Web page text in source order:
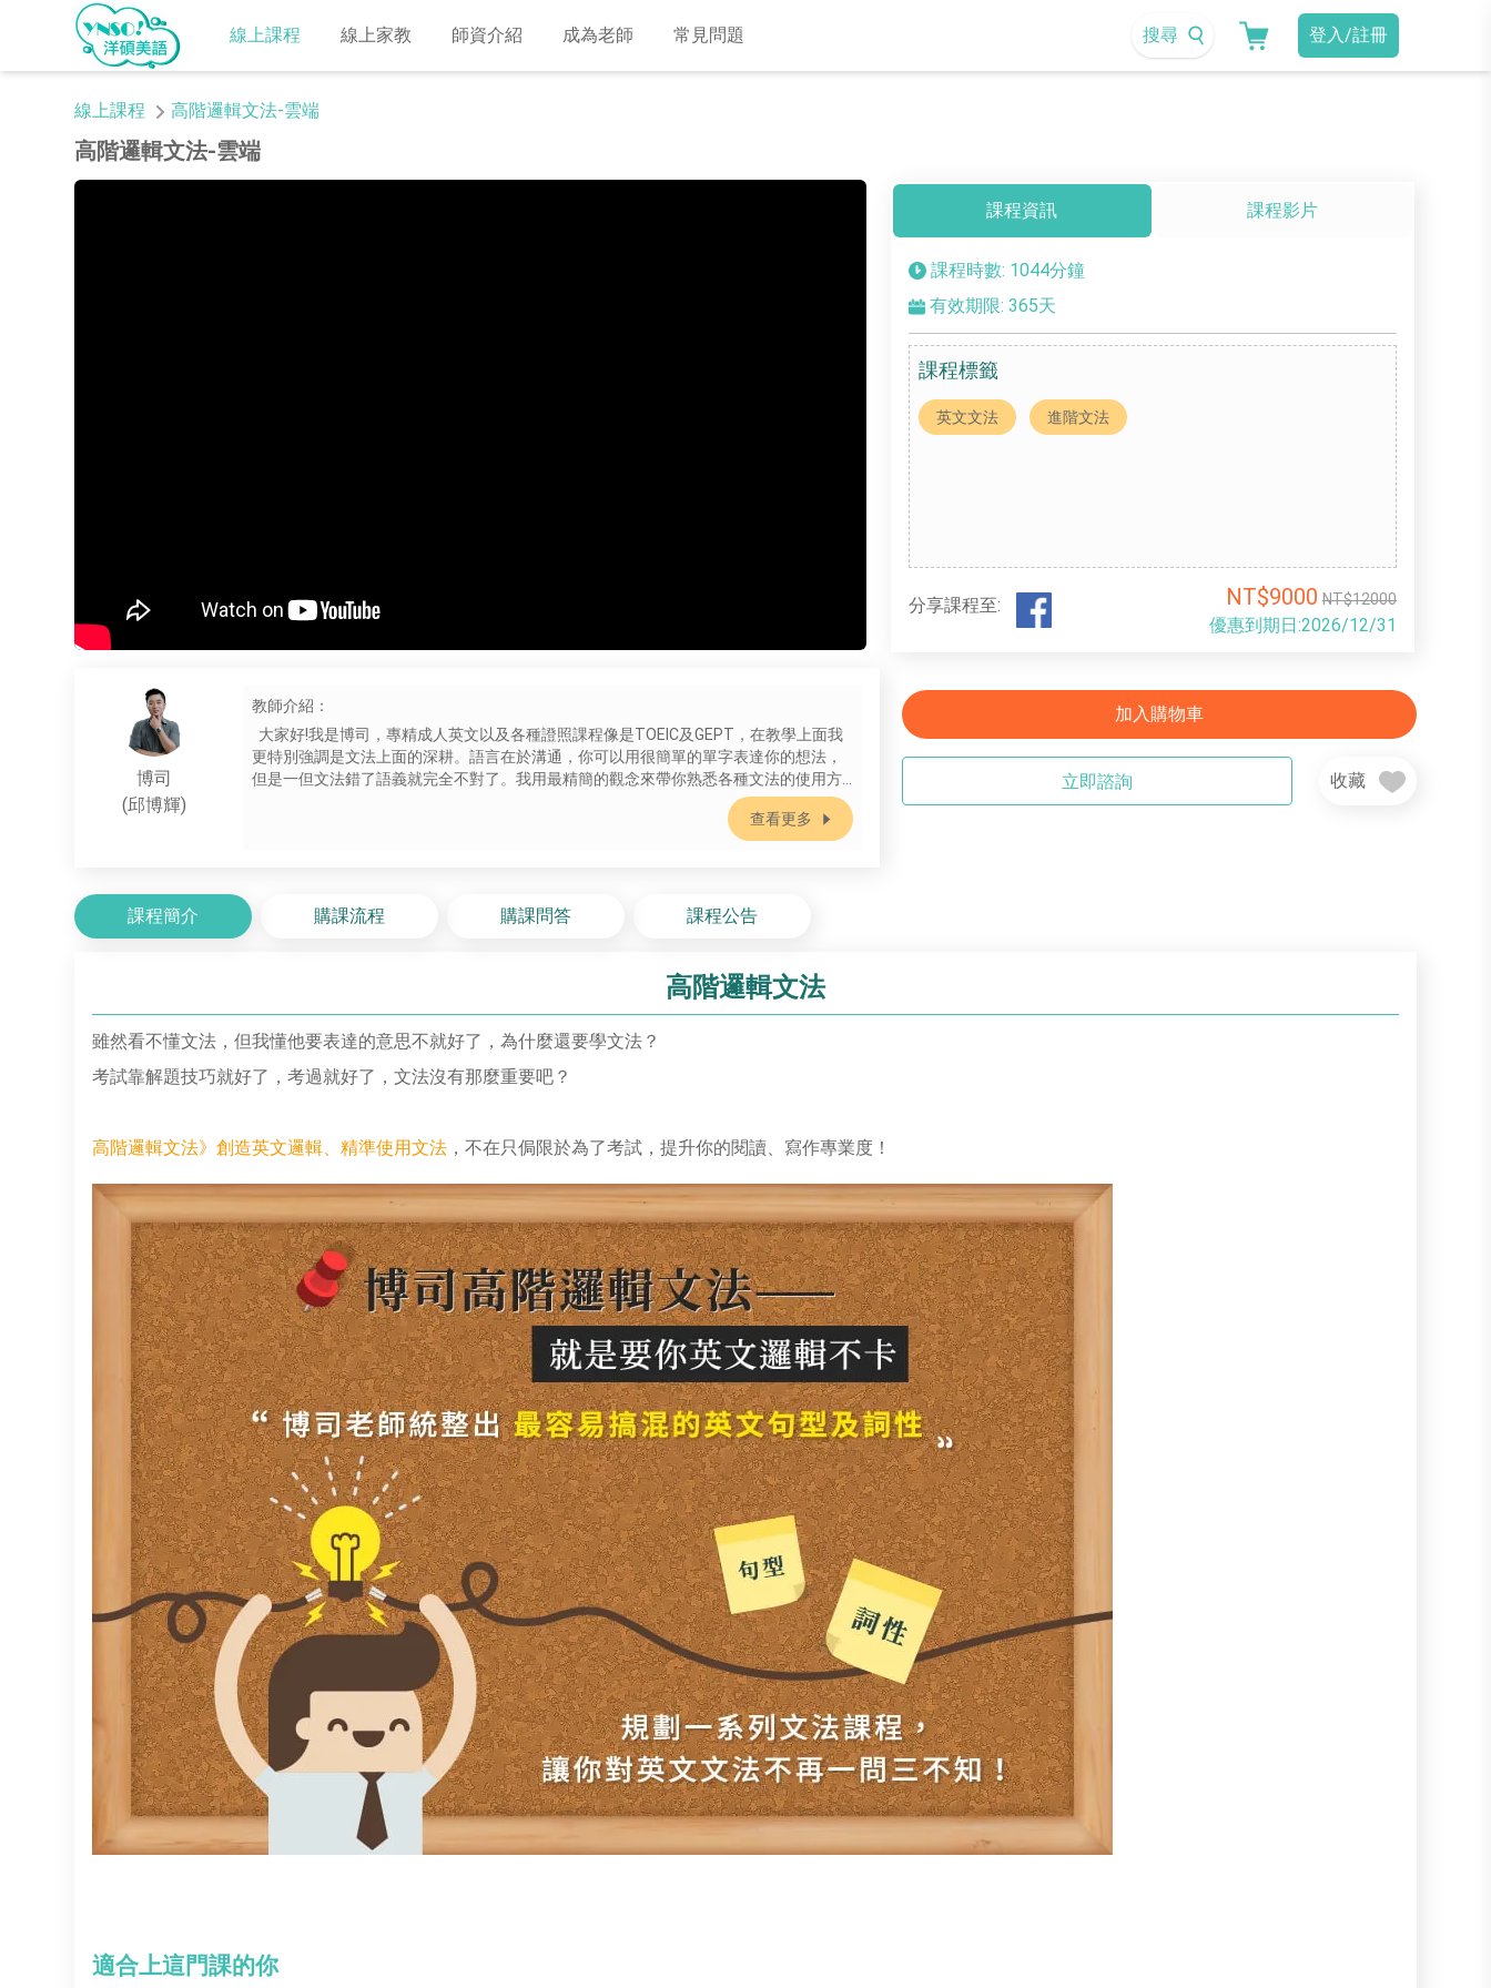
線上課程 線上家教 師資介紹 成為老師 常見問題 搜尋 登入/註冊
線上課程 高階邏輯文法-雲端
高階邏輯文法-雲端
課程資訊 課程影片
課程時數: 1044分鐘
有效期限: 365天
課程標籤
英文文法 進階文法
分享課程至: NT$9000 NT$12000
優惠到期日:2026/12/31
博司
(邱博輝)
教師介紹：
大家好!我是博司，專精成人英文以及各種證照課程像是TOEIC及GEPT，在教學上面我
更特別強調是文法上面的深耕。語言在於溝通，你可以用很簡單的單字表達你的想法，
但是一但文法錯了語義就完全不對了。我用最精簡的觀念來帶你熟悉各種文法的使用方
查看更多
加入購物車
立即諮詢 收藏
課程簡介 購課流程 購課問答 課程公告
高階邏輯文法
雖然看不懂文法，但我懂他要表達的意思不就好了，為什麼還要學文法？
考試靠解題技巧就好了，考過就好了，文法沒有那麼重要吧？
高階邏輯文法》創造英文邏輯、精準使用文法 ，不在只侷限於為了考試，提升你的閱讀、寫作專業度！
適合上這門課的你